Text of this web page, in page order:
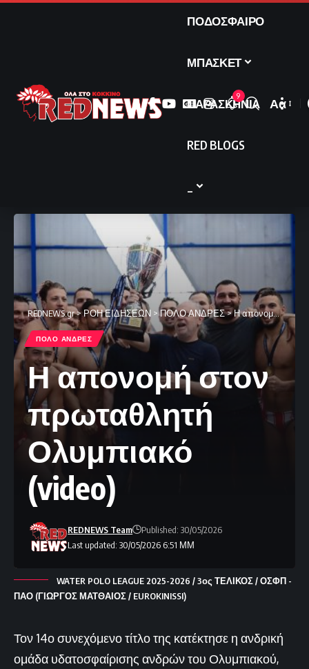
ΠΟΔΟΣΦΑΙΡΟ
ΜΠΑΣΚΕΤ
ΠΑΡΑΣΚΗΝΙΑ
RED BLOGS
9
Font
Αα
REDNEWS.gr>ΡΟΗ ΕΙΔΗΣΕΩΝ >ΠΟΛΟ ΑΝΔΡΕΣ>Η απονομή στον πρωταθλητή Ολυμπιακό (video)
ΠΟΛΟ ΑΝΔΡΕΣ
Η απονομή στον
πρωταθλητή
Ολυμπιακό
(video)
Last updated: 30/05/2026 6:51 ΜΜ
REDNEWS Team Published: 30/05/2026
WATER POLO LEAGUE 2025-2026 / 3ος ΤΕΛΙΚΟΣ / ΟΣΦΠ -
ΠΑΟ (ΓΙΩΡΓΟΣ ΜΑΤΘΑΙΟΣ / EUROKINISSI)
Τον 14ο συνεχόμενο τίτλο της κατέκτησε η ανδρική
ομάδα υδατοσφαίρισης ανδρών του Ολυμπιακού,